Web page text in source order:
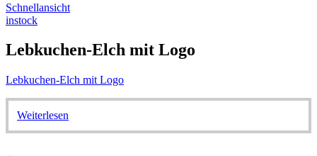
Schnellansicht
instock
Lebkuchen-Elch mit Logo
Lebkuchen-Elch mit Logo
Weiterlesen